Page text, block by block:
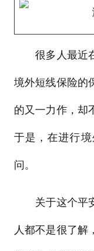
很多人最近在
境外短线保险的
的又一力作，却
于是，在进行
问。
关于这个平安
人都不是很了解